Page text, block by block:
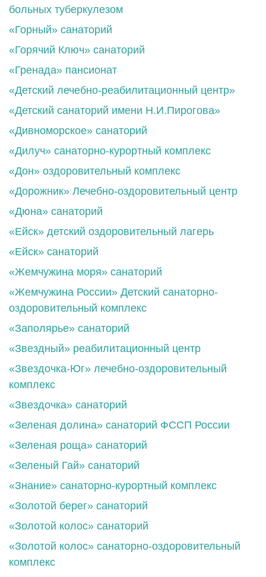
больных туберкулезом
«Горный» санаторий
«Горячий Ключ» санаторий
«Гренада» пансионат
«Детский лечебно-реабилитационный центр»
«Детский санаторий имени Н.И.Пирогова»
«Дивноморское» санаторий
«Дилуч» санаторно-курортный комплекс
«Дон» оздоровительный комплекс
«Дорожник» Лечебно-оздоровительный центр
«Дюна» санаторий
«Ейск» детский оздоровительный лагерь
«Ейск» санаторий
«Жемчужина моря» санаторий
«Жемчужина России» Детский санаторно-
оздоровительный комплекс
«Заполярье» санаторий
«Звездный» реабилитационный центр
«Звездочка-Юг» лечебно-оздоровительный
комплекс
«Звездочка» санаторий
«Зеленая долина» санаторий ФССП России
«Зеленая роща» санаторий
«Зеленый Гай» санаторий
«Знание» санаторно-курортный комплекс
«Золотой берег» санаторий
«Золотой колос» санаторий
«Золотой колос» санаторно-оздоровительный
комплекс